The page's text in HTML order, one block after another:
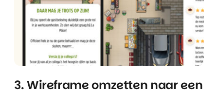
3. Wireframe omzetten naar een